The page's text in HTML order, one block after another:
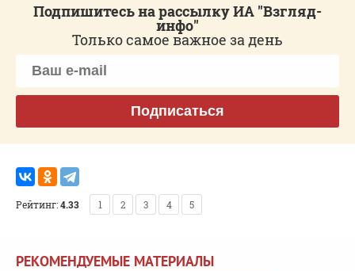
Подпишитесь на рассылку ИА "Взгляд-
инфо"
Только самое важное за день
Подписаться
Рейтинг:4.33 1 2 3 4 5
РЕКОМЕНДУЕМЫЕ МАТЕРИАЛЫ